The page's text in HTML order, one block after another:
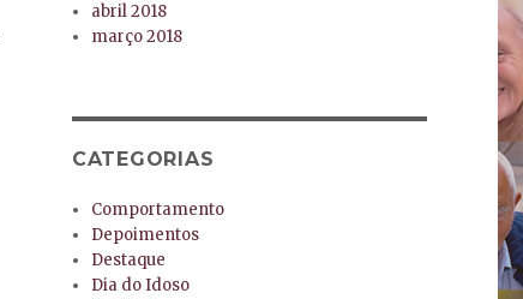
abril 2018
março 2018
CATEGORIAS
Comportamento
Depoimentos
Destaque
Dia do Idoso